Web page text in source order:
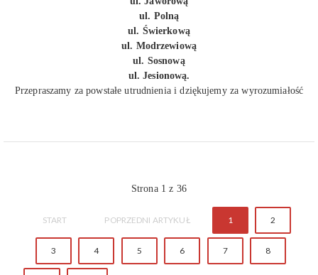
ul. Polną
ul. Świerkową
ul. Modrzewiową
ul. Sosnową
ul. Jesionową.
Przepraszamy za powstałe utrudnienia i dziękujemy za wyrozumiałość
Strona 1 z 36
START POPRZEDNI ARTYKUŁ 1 2
3 4 5 6 7 8